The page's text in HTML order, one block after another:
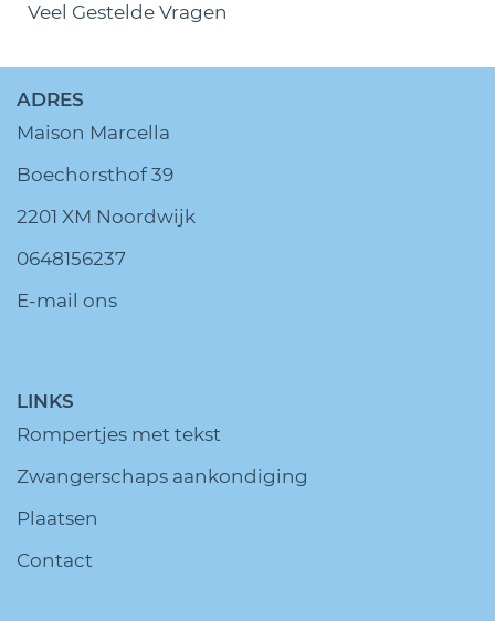
Veel Gestelde Vragen
ADRES
Maison Marcella
Boechorsthof 39
2201 XM Noordwijk
0648156237
E-mail ons
LINKS
Rompertjes met tekst
Zwangerschaps aankondiging
Plaatsen
Contact